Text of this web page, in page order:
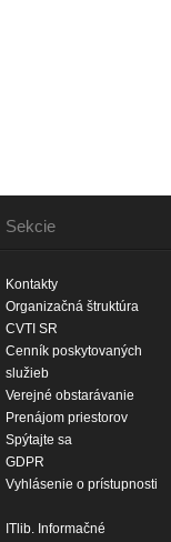
Sekcie
Kontakty
Organizačná štruktúra
CVTI SR
Cenník poskytovaných
služieb
Verejné obstarávanie
Prenájom priestorov
Spýtajte sa
GDPR
Vyhlásenie o prístupnosti
ITlib. Informačné